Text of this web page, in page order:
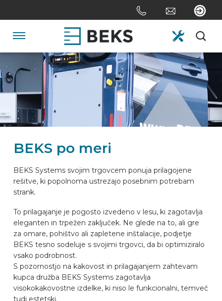
to
content
Jump
the
navigation
HOME
O NAS
PO MERI
PREPOZNAVALNIK AVTOMOBILOV
PIŠITE NA
BEKS po meri
BEKS Systems svojim trgovcem ponuja prilagojene
rešitve, ki popolnoma ustrezajo posebnim potrebam
strank.
To prilagajanje je pogosto izvedeno v lesu, ki zagotavlja
eleganten in trpežen zaključek. Ne glede na to, ali gre
za omare, pohištvo ali zapletene inštalacije, podjetje
BEKS tesno sodeluje s svojimi trgovci, da bi optimiziralo
vsako podrobnost.
S pozornostjo na kakovost in prilagajanjem zahtevam
kupca družba BEKS Systems zagotavlja
visokokakovostne izdelke, ki niso le funkcionalni, temveč
tudi estetski.